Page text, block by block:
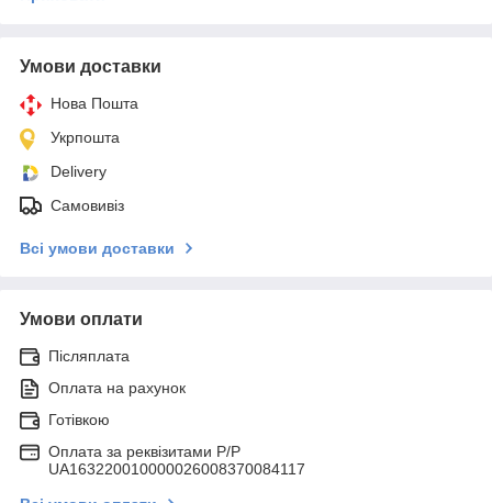
Умови доставки
Нова Пошта
Укрпошта
Delivery
Самовивіз
Всі умови доставки
Умови оплати
Післяплата
Оплата на рахунок
Готівкою
Оплата за реквізитами P/Р
UA163220010000026008370084117